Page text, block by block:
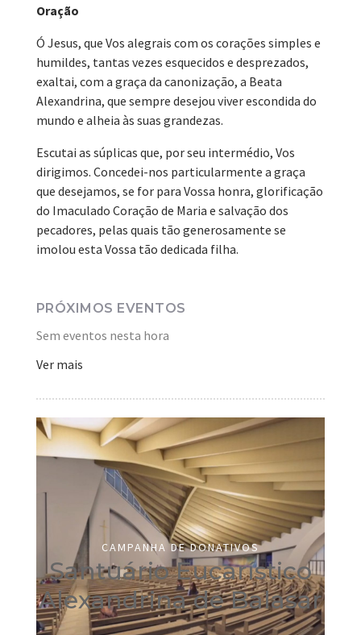
Oração
Ó Jesus, que Vos alegrais com os corações simples e
humildes, tantas vezes esquecidos e desprezados,
exaltai, com a graça da canonização, a Beata
Alexandrina, que sempre desejou viver escondida do
mundo e alheia às suas grandezas.
Escutai as súplicas que, por seu intermédio, Vos
dirigimos. Concedei-nos particularmente a graça
que desejamos, se for para Vossa honra, glorificação
do Imaculado Coração de Maria e salvação dos
pecadores, pelas quais tão generosamente se
imolou esta Vossa tão dedicada filha.
PRÓXIMOS EVENTOS
Sem eventos nesta hora
Ver mais
CAMPANHA DE DONATIVOS
Santuário Eucarístico
Alexandrina de Balasar